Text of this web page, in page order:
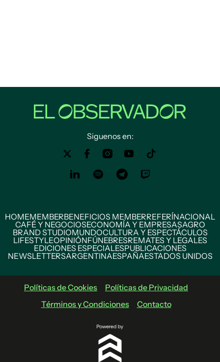
Siguenos en:
HOMEMEMBERBENEFICIOS MEMBERREFERÍNACIONAL
CAFÉ Y NEGOCIOSECONOMÍA Y EMPRESASAGRO
BRAND STUDIOMUNDOCULTURA Y ESPECTÁCULOS
LIFESTYLEOPINIÓNFÚNEBRESREMATES Y LEGALES
EDICIONES ESPECIALESPUBLICACIONES
NEWSLETTERSARGENTINAESPAÑAESTADOS UNIDOS
Políticas de Cookies
Políticas de Privacidad
Términos y Condiciones
Contacto